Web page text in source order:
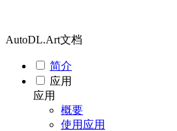
AutoDL.Art文档
简介
应用
应用
概要
使用应用